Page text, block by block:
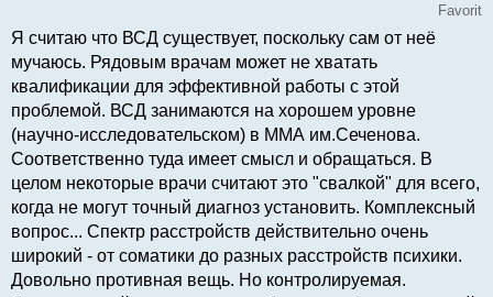
Favorit
Я считаю что ВСД существует, поскольку сам от неё
мучаюсь. Рядовым врачам может не хватать
квалификации для эффективной работы с этой
проблемой. ВСД занимаются на хорошем уровне
(научно-исследовательском) в ММА им.Сеченова.
Соответственно туда имеет смысл и обращаться. В
целом некоторые врачи считают это "свалкой" для всего,
когда не могут точный диагноз установить. Комплексный
вопрос... Спектр расстройств действительно очень
широкий - от соматики до разных расстройств психики.
Довольно противная вещь. Но контролируемая.